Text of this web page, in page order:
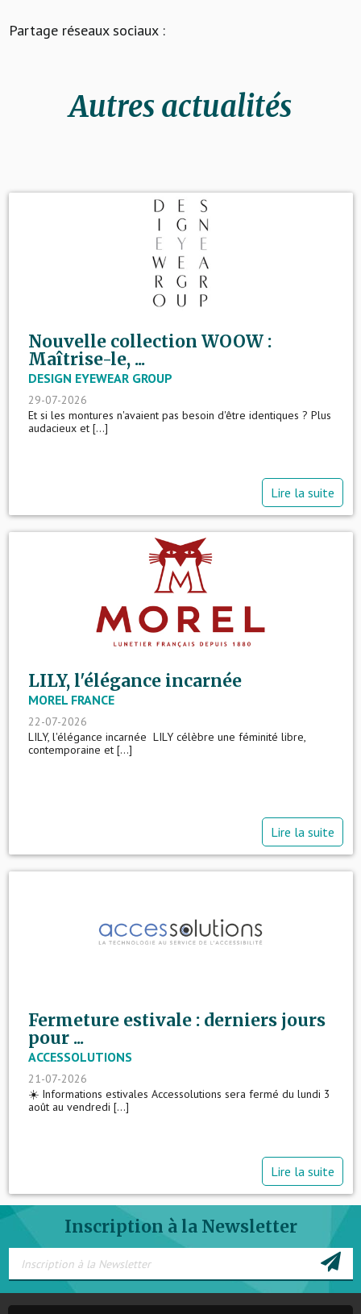
Partage réseaux sociaux :
Autres actualités
Nouvelle collection WOOW :
Maîtrise-le, ...
DESIGN EYEWEAR GROUP
29-07-2026
Et si les montures n'avaient pas besoin d'être identiques ? Plus
audacieux et [...]
Lire la suite
LILY, l'élégance incarnée
MOREL FRANCE
22-07-2026
LILY, l'élégance incarnée LILY célèbre une féminité libre,
contemporaine et [...]
Lire la suite
Fermeture estivale : derniers jours
pour ...
ACCESSOLUTIONS
21-07-2026
☀️ Informations estivales Accessolutions sera fermé du lundi 3
août au vendredi [...]
Lire la suite
Inscription à la Newsletter